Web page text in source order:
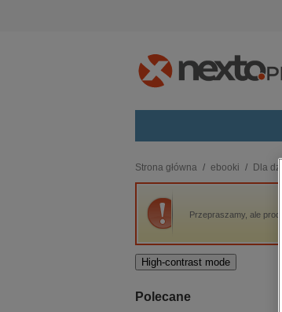
budownictwo,
biznesowe, branżowe,
darmowe wydania
edukacja
Strona główna ebooki Dla
Przepraszamy, ale
High-contrast mode
Polecane